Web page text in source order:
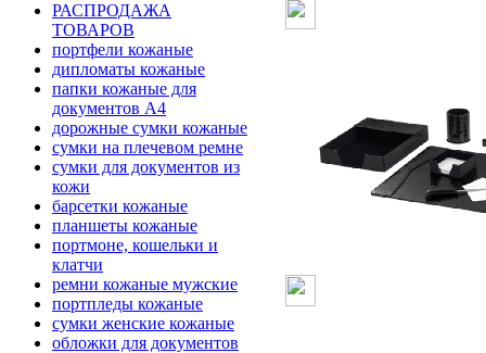
РАСПРОДАЖА
ТОВАРОВ
портфели кожаные
дипломаты кожаные
папки кожаные для
документов А4
дорожные сумки кожаные
сумки на плечевом ремне
сумки для документов из
кожи
барсетки кожаные
планшеты кожаные
портмоне, кошельки и
клатчи
ремни кожаные мужские
портпледы кожаные
сумки женские кожаные
обложки для документов